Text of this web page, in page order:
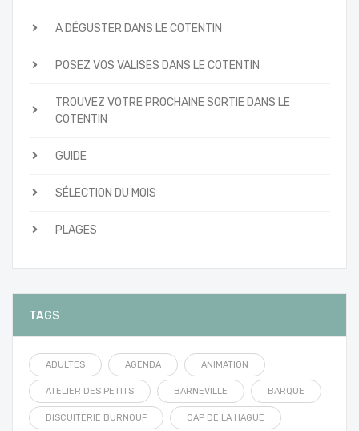
A DÉGUSTER DANS LE COTENTIN
POSEZ VOS VALISES DANS LE COTENTIN
TROUVEZ VOTRE PROCHAINE SORTIE DANS LE
COTENTIN
GUIDE
SÉLECTION DU MOIS
PLAGES
TAGS
ADULTES AGENDA ANIMATION
ATELIER DES PETITS BARNEVILLE BARQUE
BISCUITERIE BURNOUF CAP DE LA HAGUE